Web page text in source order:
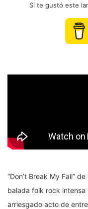
Si te gustó este
“Don’t Break My Fall”
balada folk rock
arriesgado acto de